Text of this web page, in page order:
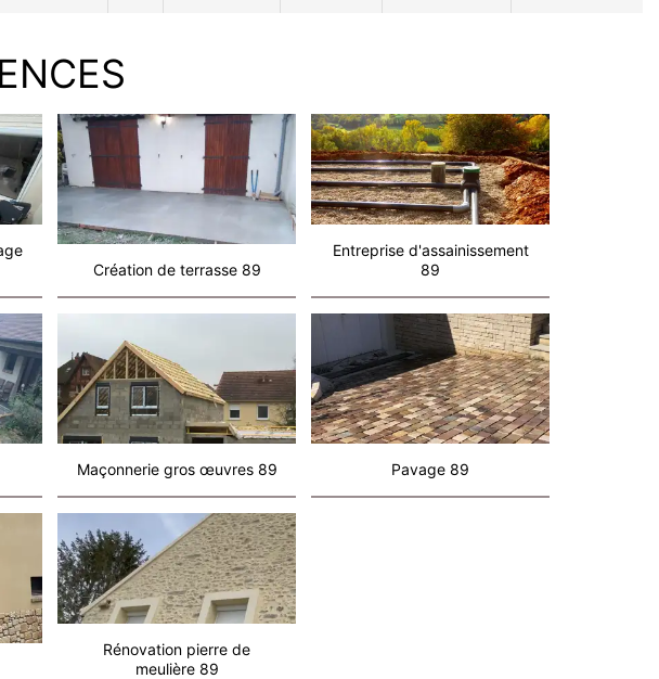
Création de terrasse 89
Entreprise d'assainissement
89
Maçonnerie gros œuvres 89 Pavage 89
Rénovation pierre de
meulière 89